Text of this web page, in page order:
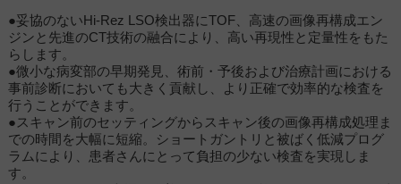
●妥協のないHi-Rez LSO検出器にTOF、高速の画像再構成エン
ジンと先進のCT技術の融合により、高い再現性と定量性をもた
らします。
●微小な病変部の早期発見、術前・予後および治療計画における
事前診断においても大きく貢献し、より正確で効率的な検査を
行うことができます。
●スキャン前のセッティングからスキャン後の画像再構成処理ま
での時間を大幅に短縮。ショートガントリと被ばく低減プログ
ラムにより、患者さんにとって負担の少ない検査を実現しま
す。